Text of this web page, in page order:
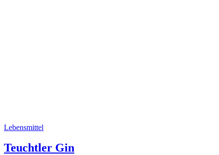
Lebensmittel
Teuchtler Gin